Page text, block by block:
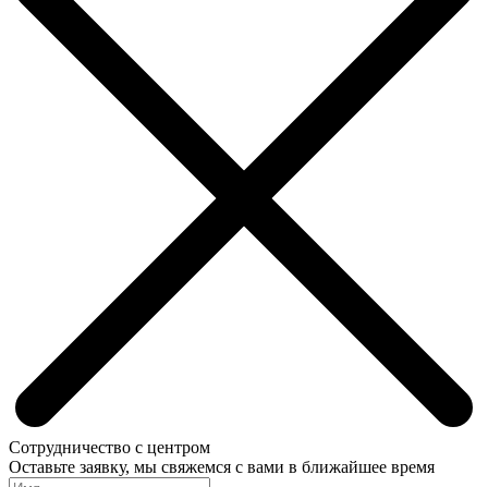
Сотрудничество с центром
Оставьте заявку, мы свяжемся с вами в ближайшее время